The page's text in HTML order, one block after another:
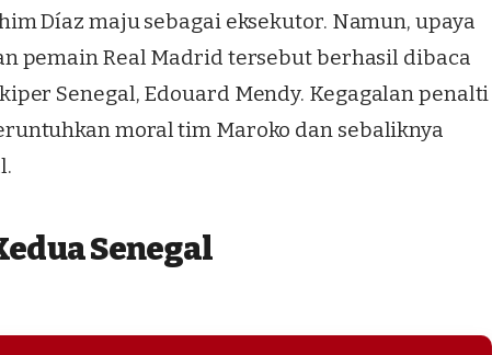
Díaz maju sebagai eksekutor. Namun, upaya
pemain Real Madrid tersebut berhasil dibaca
Senegal, Edouard Mendy. Kegagalan penalti
moral tim Maroko dan sebaliknya
Senegal